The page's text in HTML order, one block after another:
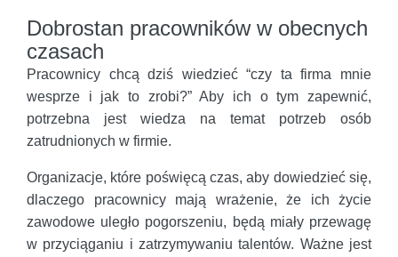
Dobrostan pracowników w obecnych
czasach
Pracownicy chcą dziś wiedzieć “czy ta firma mnie
wesprze i jak to zrobi?” Aby ich o tym zapewnić,
potrzebna jest wiedza na temat potrzeb osób
zatrudnionych w firmie.
Organizacje, które poświęcą czas, aby dowiedzieć się,
dlaczego pracownicy mają wrażenie, że ich życie
zawodowe uległo pogorszeniu, będą miały przewagę
w przyciąganiu i zatrzymywaniu talentów. Ważne jest